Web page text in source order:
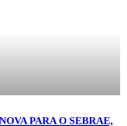
PARA O SEBRAE,